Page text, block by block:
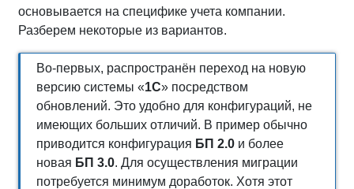
основывается на специфике учета компании.
Разберем некоторые из вариантов.
Во-первых, распространён переход на новую
версию системы «1С» посредством
обновлений. Это удобно для конфигураций, не
имеющих больших отличий. В пример обычно
приводится конфигурация БП 2.0 и более
новая БП 3.0. Для осуществления миграции
потребуется минимум доработок. Хотя этот